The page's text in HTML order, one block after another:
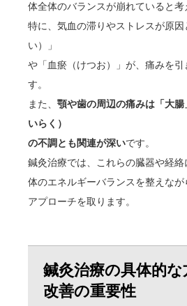
体全体のバランスが崩れていると考
特に、気血の滞りやストレスが原
い）」
や「血瘀（けつお）」が、痛みを
す。
また、 顎や歯の周辺の痛みは「大
いらく）
の不調とも関連が深いです。
鍼灸治療では、これらの臓器や経絡
体のエネルギーバランスを整えな
アプローチを取ります。
鍼灸治療の具体的
改善の重要性